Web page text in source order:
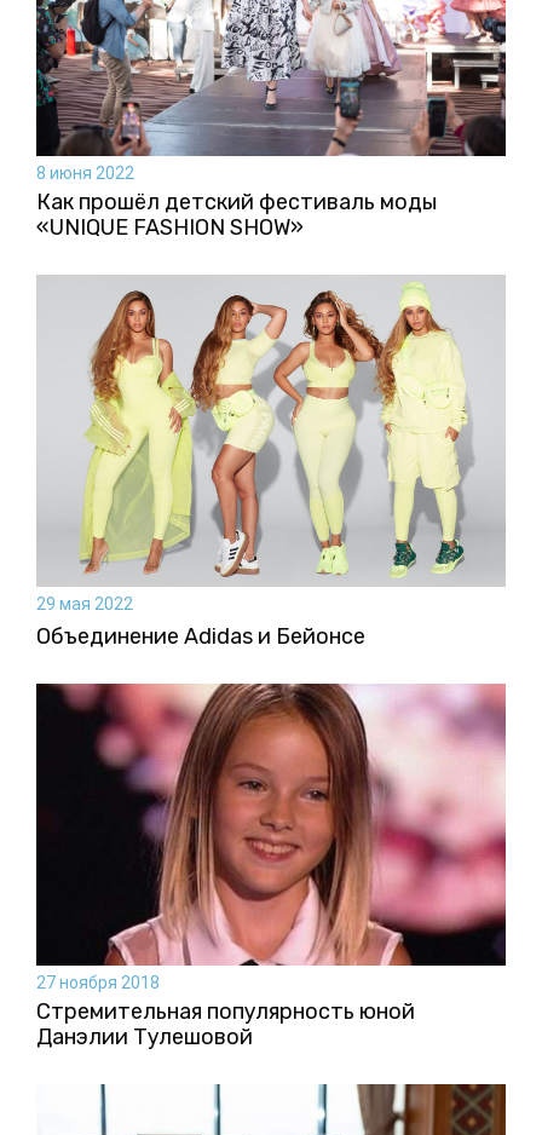
8 июня 2022
Как прошёл детский фестиваль моды
«UNIQUE FASHION SHOW»
29 мая 2022
Объединение Adidas и Бейонсе
27 ноября 2018
Стремительная популярность юной
Данэлии Тулешовой